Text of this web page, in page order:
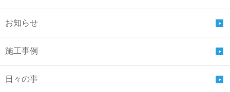
お知らせ
施工事例
日々の事